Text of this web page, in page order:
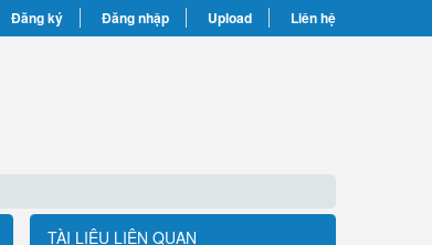
Đăng ký Đăng nhập Upload Liên hệ
TÀI LIỆU LIÊN QUAN